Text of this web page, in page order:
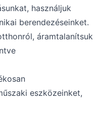
használjuk
berendezéseinket.
áramtalanítsuk
eszközeinket,